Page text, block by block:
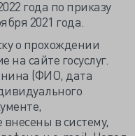
года по приказу
2021 года.
о прохождении
сайте госуслуг.
(ФИО, дата
в систему,